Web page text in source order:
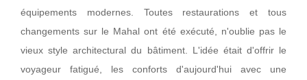
équipements modernes. Toutes restaurations et tous
changements sur le Mahal ont été exécuté, n'oublie pas le
vieux style architectural du bâtiment. L'idée était d'offrir le
voyageur fatigué, les conforts d'aujourd'hui avec une